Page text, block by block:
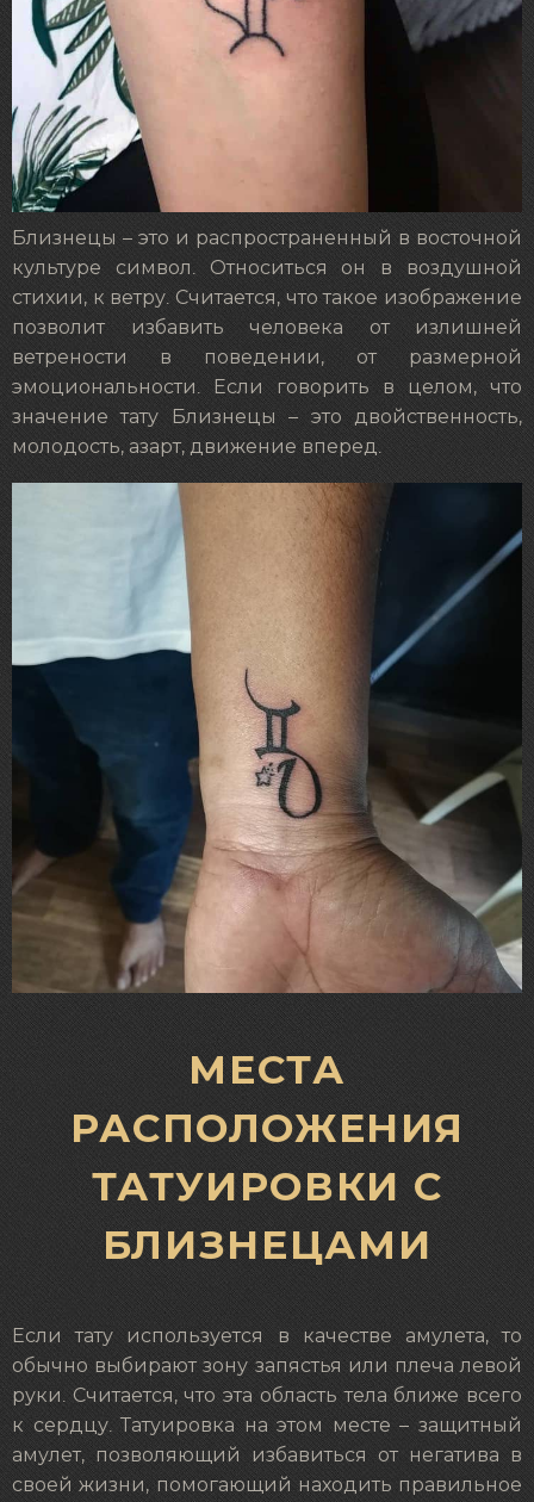
Близнецы – это и распространенный в восточной
культуре символ. Относиться он в воздушной
стихии, к ветру. Считается, что такое изображение
позволит избавить человека от излишней
ветрености в поведении, от размерной
эмоциональности. Если говорить в целом, что
значение тату Близнецы – это двойственность,
молодость, азарт, движение вперед.
МЕСТА
РАСПОЛОЖЕНИЯ
ТАТУИРОВКИ С
БЛИЗНЕЦАМИ
Если тату используется в качестве амулета, то
обычно выбирают зону запястья или плеча левой
руки. Считается, что эта область тела ближе всего
к сердцу. Татуировка на этом месте – защитный
амулет, позволяющий избавиться от негатива в
своей жизни, помогающий находить правильное